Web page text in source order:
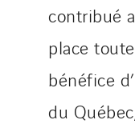
contribué
place
bénéfice
du
SDEL Atlantis
SDEL Grand
SDEL Navis
SDEL Rouergue
SDEL Savoie